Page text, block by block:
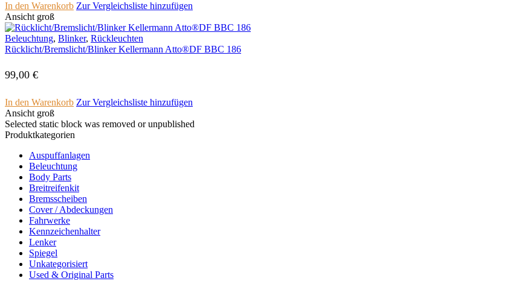
In den Warenkorb Zur Vergleichsliste hinzufügen
Ansicht groß
Beleuchtung, Blinker, Rückleuchten
Rücklicht/Bremslicht/Blinker Kellermann Atto®DF BBC 186
99,00 €
In den Warenkorb Zur Vergleichsliste hinzufügen
Ansicht groß
Selected static block was removed or unpublished
Produktkategorien
Auspuffanlagen
Beleuchtung
Body Parts
Breitreifenkit
Bremsscheiben
Cover /­ ­Abdeckungen
Fahrwerke
Kennzeichenhalter
Lenker
Spiegel
Unkategorisiert
Used & Original Parts